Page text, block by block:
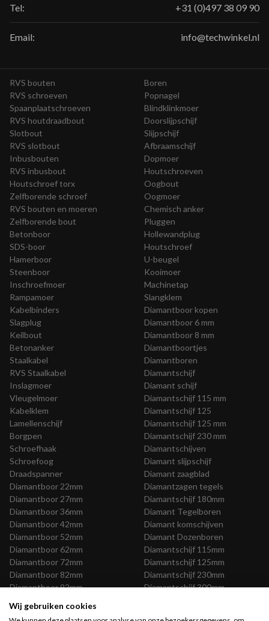
Tel: +31 (0)497 38 09 90
Email: info@techwinkel.nl
RVS bouten
RVS schroeven
Spaanplaatschroeven
RVS houtdraadbout
Slotbout
RVS slotbout
Inbusbouten
RVS inbusbout
Houtschroef torx
Zelfborende schroef
RVS bouten en moeren
Zelfborende bout
Betonboor
SDS-boor
Hamerboor
Steenboor
Boren
Popnagel
Blindklinkmoer
Doorslijpschijf
Slijpschijf
Afbraamschijf
Dopmoer
Houtschroeven
Oogbout
Oogmoer
Chemisch anker
Pluggen
Hollewandplug
Houtschroef
U-beugel
Kooimoer
Inschroefmoer
Rampamoer
Kabelbinders
Slagplug
Keilbout
Betonanker
Staalkabel
RVS Staalkabel
Inslagmoer
Vleugelmoer
Kabelklem
Lamellenschijf
Borgpen
Schroefhaak
Schroefoog
Draadspanner
Machinetap
Slangklem
Diamantboor kopen
Diamantboor 6 mm
Diamantboor 8 mm
Diamantboortjes
Diamantboren
Diamantschijf
Diamant schijf
Diamantschijf 115 mm
Diamantschijf 125
Diamantschijf 125 mm
Diamantschijf 230 mm
Diamantschijven
Diamant slijpschijf
Diamant zaagblad
Diamantboor 22mm
Diamantboor 27mm
Diamantboor 36mm
Diamantboor 42mm
Diamantboor 52mm
Diamantboor 62mm
Diamantboor 72mm
Diamantboor 82mm
Diamantboor 92mm
Diamantboor 112mm
Diamantzagen tegels
Diamantschijf 180mm
Diamant Tegelboren
Diamant komschijven
Diamant Dozenboren
Diamantschijf 115mm
Diamantschijf 125mm
Diamantschijf 230mm
Diamantschijf 300mm
Wij gebruiken cookies